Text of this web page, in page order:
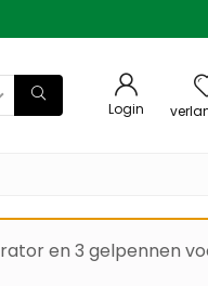
Login
en 3 gelpennen